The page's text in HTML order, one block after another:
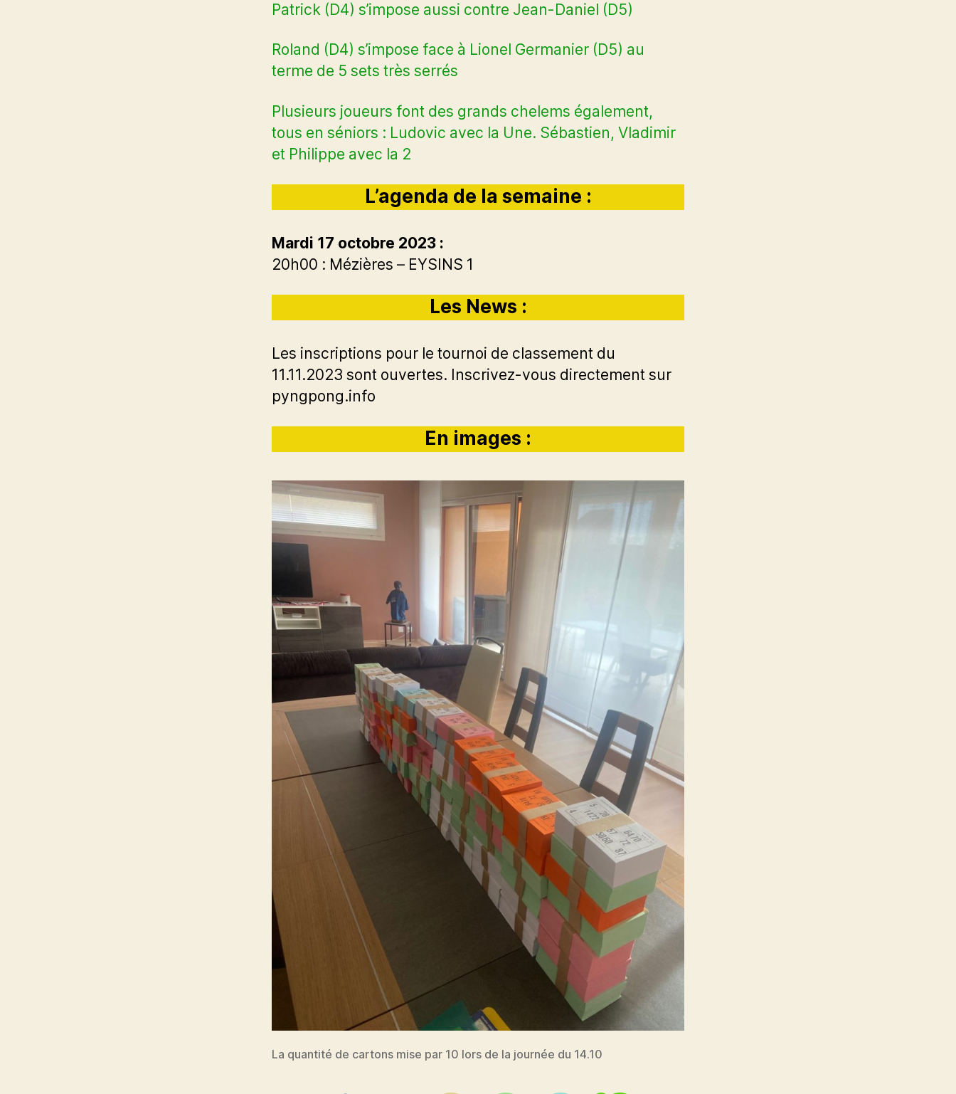
Patrick (D4) s’impose aussi contre Jean-Daniel (D5)
Roland (D4) s’impose face à Lionel Germanier (D5) au
terme de 5 sets très serrés
Plusieurs joueurs font des grands chelems également,
tous en séniors : Ludovic avec la Une. Sébastien, Vladimir
et Philippe avec la 2
L’agenda de la semaine :
Mardi 17 octobre 2023 :
20h00 : Mézières – EYSINS 1
Les News :
Les inscriptions pour le tournoi de classement du
11.11.2023 sont ouvertes. Inscrivez-vous directement sur
pyngpong.info
En images :
La quantité de cartons mise par 10 lors de la journée du 14.10